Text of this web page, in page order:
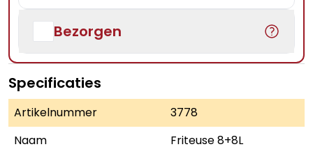
Bezorgen
Specificaties
Artikelnummer
3778
Naam
Friteuse 8+8L